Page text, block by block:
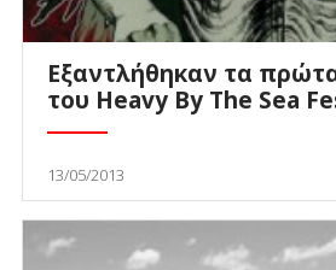
Εξαντλήθηκαν τα
του Heavy By The Sea
13/05/2013